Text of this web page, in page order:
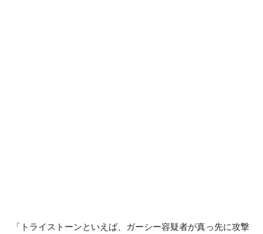
「トライストーンといえば、ガーシー容疑者が真っ先に攻撃